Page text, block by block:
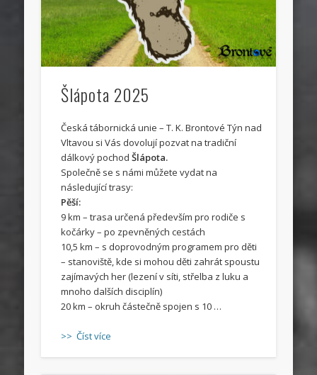
Šlápota 2025
Česká tábornická unie – T. K. Brontové Týn nad
Vltavou si Vás dovolují pozvat na tradiční
dálkový pochodŠlápota.
Společně se s námi můžete vydat na
následující trasy:
Pěší:
9 km – trasa určená především pro rodiče s
kočárky – po zpevněných cestách
10,5 km – s doprovodným programem pro děti
– stanoviště, kde si mohou děti zahrát spoustu
zajímavých her (lezení v síti, střelba z luku a
mnoho dalších disciplín)
20 km – okruh částečně spojen s 10 …
>> Číst více